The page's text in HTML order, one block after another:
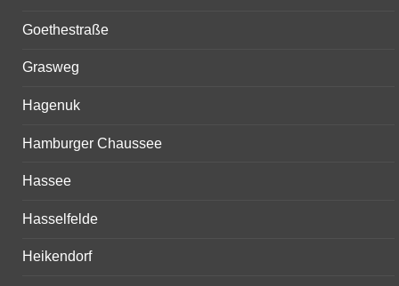
Goethestraße
Grasweg
Hagenuk
Hamburger Chaussee
Hassee
Hasselfelde
Heikendorf